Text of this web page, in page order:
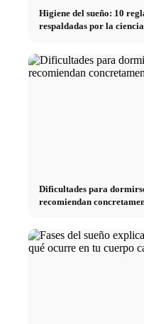
Higiene del sueño: 10
respaldadas por la ciencia
Dificultades para
recomiendan